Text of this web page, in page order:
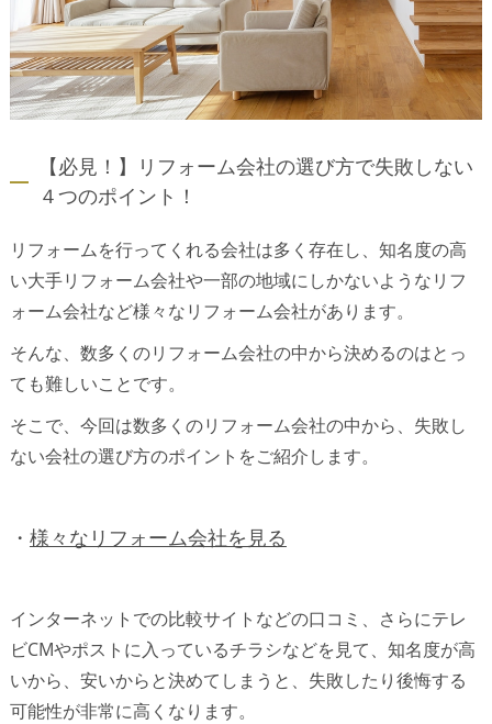
【必見！】リフォーム会社の選び方で失敗しない
４つのポイント！
リフォームを行ってくれる会社は多く存在し、知名度の高
い大手リフォーム会社や一部の地域にしかないようなリフ
ォーム会社など様々なリフォーム会社があります。
そんな、数多くのリフォーム会社の中から決めるのはとっ
ても難しいことです。
そこで、今回は数多くのリフォーム会社の中から、失敗し
ない会社の選び方のポイントをご紹介します。
・ 様々なリフォーム会社を見る
インターネットでの比較サイトなどの口コミ、さらにテレ
ビCMやポストに入っているチラシなどを見て、知名度が高
いから、安いからと決めてしまうと、失敗したり後悔する
可能性が非常に高くなります。